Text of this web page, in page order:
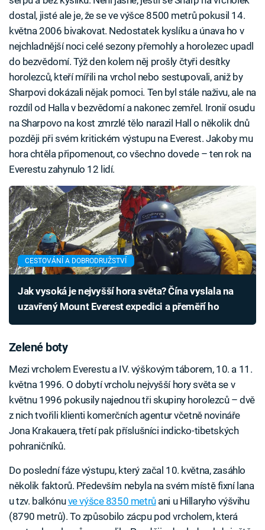
dostal, jisté ale je, že se ve výšce 8500 metrů pokusil 14.
května 2006 bivakovat. Nedostatek kyslíku a únava ho v
nejchladnější noci celé sezony přemohly a horolezec upadl
do bezvědomí. Týž den kolem něj prošly čtyři desítky
horolezců, kteří mířili na vrchol nebo sestupovali, aniž by
Sharpovi dokázali nějak pomoci. Ten byl stále naživu, ale na
rozdíl od Halla v bezvědomí a nakonec zemřel. Ironií osudu
na Sharpovo na kost zmrzlé tělo narazil Hall o několik dnů
později při svém kritickém výstupu na Everest. Jakoby mu
hora chtěla připomenout, co všechno dovede – ten rok na
Everestu zahynulo 12 lidí.
CESTOVÁNÍ A DOBRODRUŽSTVÍ
Jak vysoká je nejvyšší hora světa? Čína vyslala na
uzavřený Mount Everest expedici a přeměří ho
Zelené boty
Mezi vrcholem Everestu a IV. výškovým táborem, 10. a 11.
května 1996. O dobytí vrcholu nejvyšší hory světa se v
květnu 1996 pokusily najednou tři skupiny horolezců – dvě
z nich tvořili klienti komerčních agentur včetně novináře
Jona Krakauera, třetí pak příslušníci indicko-tibetských
pohraničníků.
Do poslední fáze výstupu, který začal 10. května, zasáhlo
několik faktorů. Především nebyla na svém místě fixní lana
u tzv. balkónuve výšce 8350 metrůani u Hillaryho výšvihu
(8790 metrů). To způsobilo zácpu pod vrcholem, která